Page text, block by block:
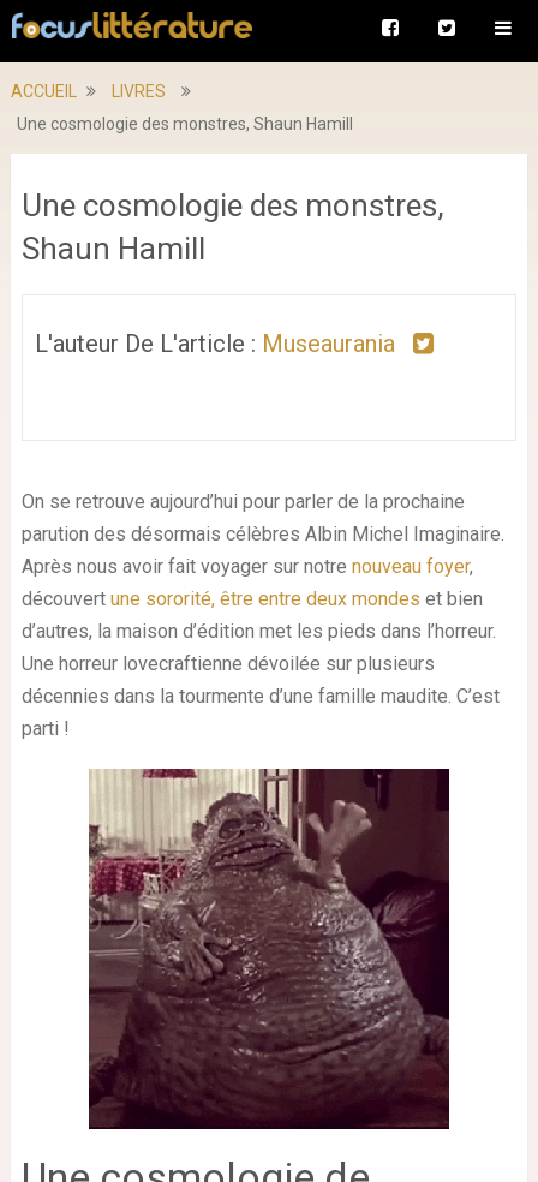
ACCUEIL
LIVRES
Une cosmologie des monstres, Shaun Hamill
Une cosmologie des monstres,
Shaun Hamill
L'auteur De L'article : Museaurania
On se retrouve aujourd’hui pour parler de la prochaine
parution des désormais célèbres Albin Michel Imaginaire.
Après nous avoir fait voyager sur notre nouveau foyer,
découvert une sororité, être entre deux mondes et bien
d’autres, la maison d’édition met les pieds dans l’horreur.
Une horreur lovecraftienne dévoilée sur plusieurs
décennies dans la tourmente d’une famille maudite. C’est
parti !